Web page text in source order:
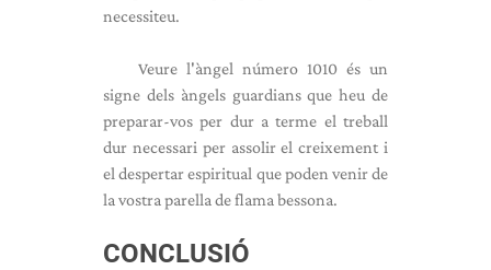
necessiteu.
Veure l'àngel número 1010 és un
signe dels àngels guardians que heu de
preparar-vos per dur a terme el treball
dur necessari per assolir el creixement i
el despertar espiritual que poden venir de
la vostra parella de flama bessona.
CONCLUSIÓ